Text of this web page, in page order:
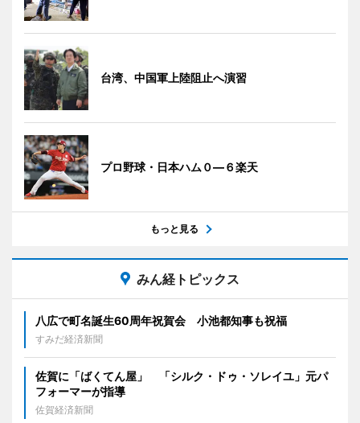
台湾、中国軍上陸阻止へ演習
プロ野球・日本ハム０―６楽天
もっと見る
みん経トピックス
八広で町名誕生60周年祝賀会 小池都知事も祝福
すみだ経済新聞
佐賀に「ばくてん屋」 「シルク・ドゥ・ソレイユ」元パ
フォーマーが指導
佐賀経済新聞